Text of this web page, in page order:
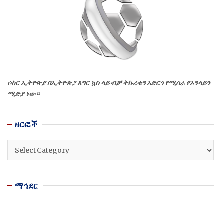
ሶከር ኢትዮጵያ በኢትዮጵያ እግር ኳስ ላይ ብቻ ትኩረቱን አድርጎ የሚሰራ የኦንላይን
ሚድያ ነው።
ዘርፎች
ዘርፎች
ማኅደር